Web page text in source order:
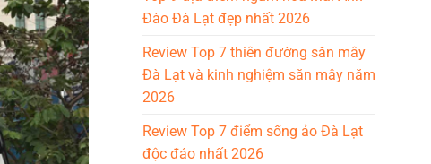
Đào Đà Lạt đẹp nhất 2026
Review Top 7 thiên đường săn mây
Đà Lạt và kinh nghiệm săn mây năm
2026
Review Top 7 điểm sống ảo Đà Lạt
độc đáo nhất 2026